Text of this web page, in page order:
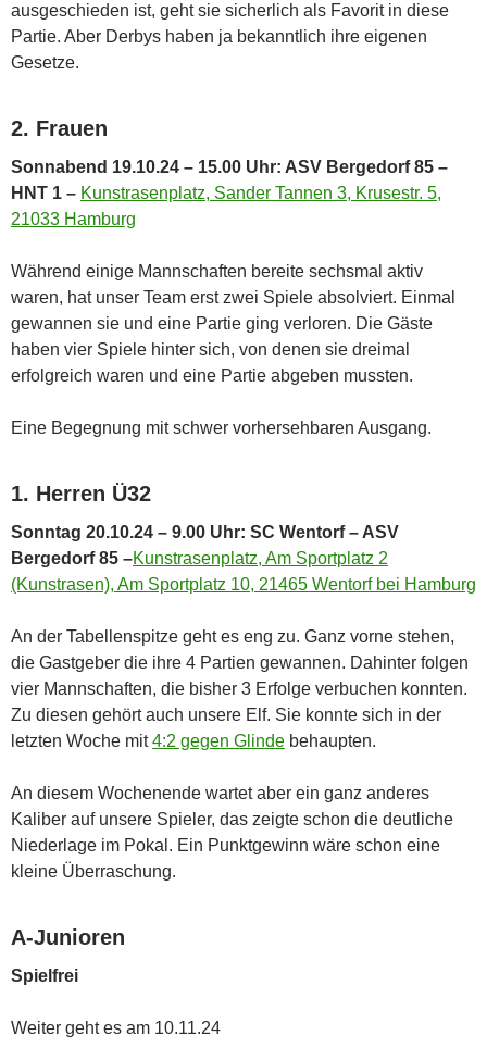
ausgeschieden ist, geht sie sicherlich als Favorit in diese
Partie. Aber Derbys haben ja bekanntlich ihre eigenen
Gesetze.
2. Frauen
Sonnabend 19.10.24 – 15.00 Uhr: ASV Bergedorf 85 –
HNT 1 – Kunstrasenplatz, Sander Tannen 3, Krusestr. 5,
21033 Hamburg
Während einige Mannschaften bereite sechsmal aktiv
waren, hat unser Team erst zwei Spiele absolviert. Einmal
gewannen sie und eine Partie ging verloren. Die Gäste
haben vier Spiele hinter sich, von denen sie dreimal
erfolgreich waren und eine Partie abgeben mussten.
Eine Begegnung mit schwer vorhersehbaren Ausgang.
1. Herren Ü32
Sonntag 20.10.24 – 9.00 Uhr: SC Wentorf – ASV
Bergedorf 85 –Kunstrasenplatz, Am Sportplatz 2
(Kunstrasen), Am Sportplatz 10, 21465 Wentorf bei Hamburg
An der Tabellenspitze geht es eng zu. Ganz vorne stehen,
die Gastgeber die ihre 4 Partien gewannen. Dahinter folgen
vier Mannschaften, die bisher 3 Erfolge verbuchen konnten.
Zu diesen gehört auch unsere Elf. Sie konnte sich in der
letzten Woche mit4:2 gegen Glinde behaupten.
An diesem Wochenende wartet aber ein ganz anderes
Kaliber auf unsere Spieler, das zeigte schon die deutliche
Niederlage im Pokal. Ein Punktgewinn wäre schon eine
kleine Überraschung.
A-Junioren
Spielfrei
Weiter geht es am 10.11.24